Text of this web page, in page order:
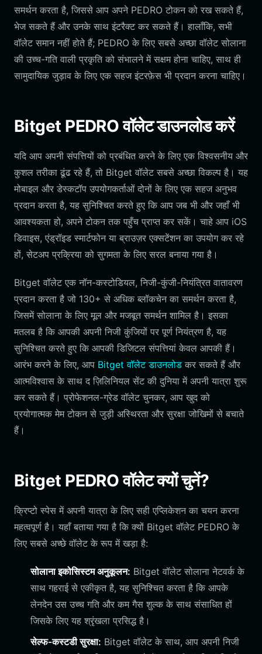
समर्थन करता है, जिससे आप अपने PEDRO टोकन को रख सकते हैं,
भेज सकते हैं और उनके साथ इंटरैक्ट कर सकते हैं। हालाँकि, सभी
वॉलेट समान नहीं होते हैं; PEDRO के लिए सबसे अच्छा वॉलेट सोलाना
की उच्च-गति वाली प्रकृति को संभालने में सक्षम होना चाहिए, साथ ही
सामुदायिक जुड़ाव के लिए एक सहज इंटरफ़ेस भी प्रदान करना चाहिए।
Bitget PEDRO वॉलेट डाउनलोड करें
यदि आप अपनी संपत्तियों को प्रबंधित करने के लिए एक विश्वसनीय और
कुशल तरीका ढूंढ रहे हैं, तो Bitget वॉलेट सबसे अच्छा विकल्प है। यह
मोबाइल और डेस्कटॉप उपयोगकर्ताओं दोनों के लिए एक सहज अनुभव
प्रदान करता है, यह सुनिश्चित करते हुए कि आप जब भी और जहाँ भी
आवश्यकता हो, अपने टोकन तक पहुँच प्राप्त कर सकें। चाहे आप iOS
डिवाइस, एंड्रॉइड स्मार्टफोन या ब्राउज़र एक्सटेंशन का उपयोग कर रहे
हों, सेटअप प्रक्रिया को सुगमता के लिए सरल बनाया गया है।
Bitget वॉलेट एक नॉन-कस्टोडियल, निजी-कुंजी-नियंत्रित वातावरण
प्रदान करता है जो 130+ से अधिक ब्लॉकचेन का समर्थन करता है,
जिसमें सोलाना के लिए मूल और मजबूत समर्थन शामिल है। इसका
मतलब है कि आपकी अपनी निजी कुंजियों पर पूर्ण नियंत्रण है, यह
सुनिश्चित करते हुए कि आपकी डिजिटल संपत्तियां केवल आपकी हैं।
आरंभ करने के लिए, आप Bitget वॉलेट डाउनलोड कर सकते हैं और
आत्मविश्वास के साथ द ज़िलिनियल सेंट की दुनिया में अपनी यात्रा शुरू
कर सकते हैं। प्रोफेशनल-ग्रेड वॉलेट चुनकर, आप खुद को
प्रयोगात्मक मेम टोकन से जुड़ी अस्थिरता और सुरक्षा जोखिमों से बचाते
हैं।
Bitget PEDRO वॉलेट क्यों चुनें?
क्रिप्टो स्पेस में अपनी यात्रा के लिए सही एप्लिकेशन का चयन करना
महत्वपूर्ण है। यहाँ बताया गया है कि क्यों Bitget वॉलेट PEDRO के
लिए सबसे अच्छे वॉलेट के रूप में खड़ा है:
सोलाना इकोसिस्टम अनुकूलन: Bitget वॉलेट सोलाना नेटवर्क के
साथ गहराई से एकीकृत है, यह सुनिश्चित करता है कि आपके
लेनदेन उस उच्च गति और कम गैस शुल्क के साथ संसाधित हों
जिसके लिए यह श्रृंखला प्रसिद्ध है।
सेल्फ-कस्टडी सुरक्षा: Bitget वॉलेट के साथ, आप अपनी निजी